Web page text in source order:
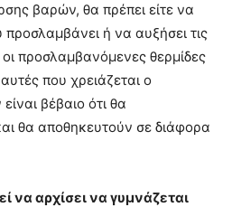
βαρών, θα πρέπει είτε να
προσλαμβάνει ή να αυξήσει τις
προσλαμβανόμενες θερμίδες
που χρειάζεται ο
βέβαιο ότι θα
θα αποθηκευτούν σε διάφορα
να αρχίσει να γυμνάζεται